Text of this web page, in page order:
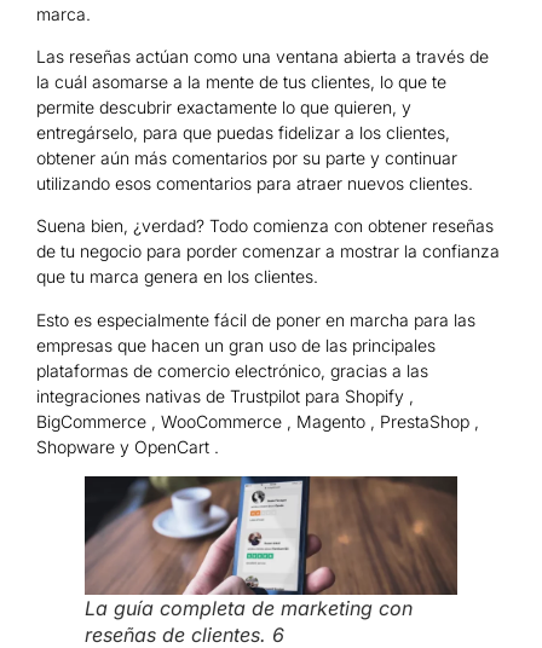
marca.
Las reseñas actúan como una ventana abierta a través de
la cuál asomarse a la mente de tus clientes, lo que te
permite descubrir exactamente lo que quieren, y
entregárselo, para que puedas fidelizar a los clientes,
obtener aún más comentarios por su parte y continuar
utilizando esos comentarios para atraer nuevos clientes.
Suena bien, ¿verdad? Todo comienza con obtener reseñas
de tu negocio para porder comenzar a mostrar la confianza
que tu marca genera en los clientes.
Esto es especialmente fácil de poner en marcha para las
empresas que hacen un gran uso de las principales
plataformas de comercio electrónico, gracias a las
integraciones nativas de Trustpilot para Shopify ,
BigCommerce , WooCommerce , Magento , PrestaShop ,
Shopware y OpenCart .
La guía completa de marketing con
reseñas de clientes. 6